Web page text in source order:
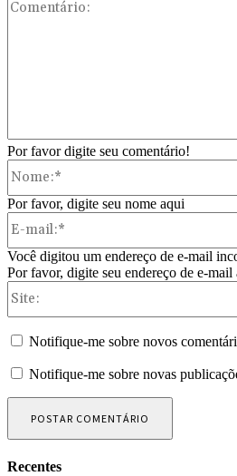
Por favor digite seu comentário!
Por favor, digite seu nome aqui
Você digitou um endereço de e-mail
Por favor, digite seu endereço de e-mail
Notifique-me sobre novos
Notifique-me sobre novas
Recentes